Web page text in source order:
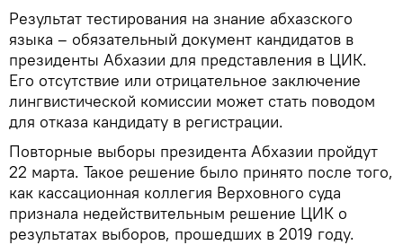
Результат тестирования на знание абхазского
языка – обязательный документ кандидатов в
президенты Абхазии для представления в ЦИК.
Его отсутствие или отрицательное заключение
лингвистической комиссии может стать поводом
для отказа кандидату в регистрации.
Повторные выборы президента Абхазии пройдут
22 марта. Такое решение было принято после того,
как кассационная коллегия Верховного суда
признала недействительным решение ЦИК о
результатах выборов, прошедших в 2019 году.